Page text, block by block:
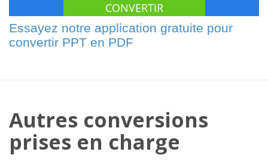
Essayez notre application gratuite pour
convertir PPT en PDF
Autres conversions
prises en charge